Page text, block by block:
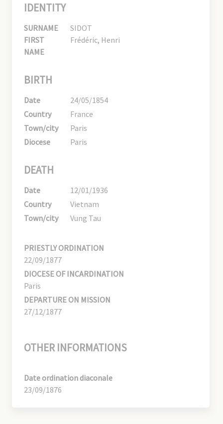
IDENTITY
SURNAME
SIDOT
FIRST
NAME
Frédéric, Henri
BIRTH
Date
24/05/1854
Country
France
Town/city
Paris
Diocese
Paris
DEATH
Date
12/01/1936
Country
Vietnam
Town/city
Vung Tau
PRIESTLY ORDINATION
22/09/1877
DIOCESE OF INCARDINATION
Paris
DEPARTURE ON MISSION
27/12/1877
OTHER INFORMATIONS
Date ordination diaconale
23/09/1876